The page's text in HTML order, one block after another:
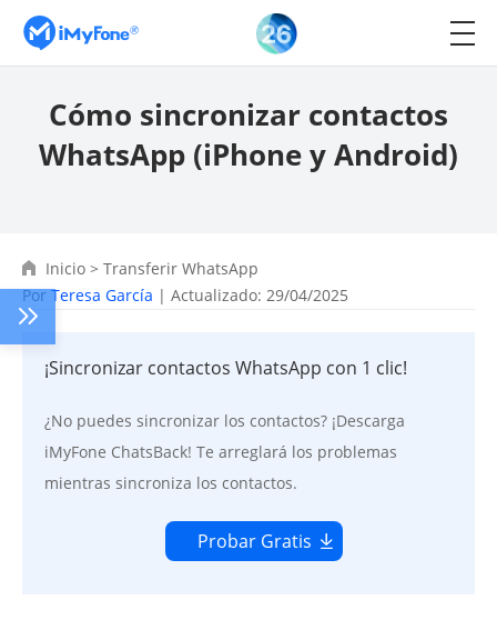
Cómo sincronizar contactos
WhatsApp (iPhone y Android)
Inicio > Transferir WhatsApp
PorTeresa García | Actualizado: 29/04/2025
¡Sincronizar contactos WhatsApp con 1 clic!
¿No puedes sincronizar los contactos? ¡Descarga
iMyFone ChatsBack! Te arreglará los problemas
mientras sincroniza los contactos.
Probar Gratis